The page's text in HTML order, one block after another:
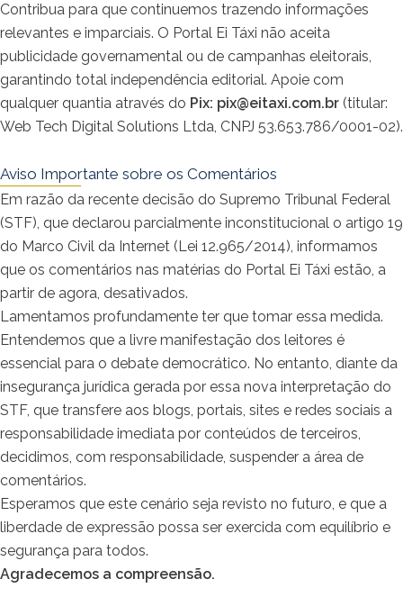
Contribua para que continuemos trazendo informações
relevantes e imparciais. O Portal Ei Táxi não aceita
publicidade governamental ou de campanhas eleitorais,
garantindo total independência editorial. Apoie com
qualquer quantia através do Pix: pix@eitaxi.com.br (titular:
Web Tech Digital Solutions Ltda, CNPJ 53.653.786/0001-02).
Aviso Importante sobre os Comentários
Em razão da recente decisão do Supremo Tribunal Federal
(STF), que declarou parcialmente inconstitucional o artigo 19
do Marco Civil da Internet (Lei 12.965/2014), informamos
que os comentários nas matérias do Portal Ei Táxi estão, a
partir de agora, desativados.
Lamentamos profundamente ter que tomar essa medida.
Entendemos que a livre manifestação dos leitores é
essencial para o debate democrático. No entanto, diante da
insegurança jurídica gerada por essa nova interpretação do
STF, que transfere aos blogs, portais, sites e redes sociais a
responsabilidade imediata por conteúdos de terceiros,
decidimos, com responsabilidade, suspender a área de
comentários.
Esperamos que este cenário seja revisto no futuro, e que a
liberdade de expressão possa ser exercida com equilíbrio e
segurança para todos.
Agradecemos a compreensão.